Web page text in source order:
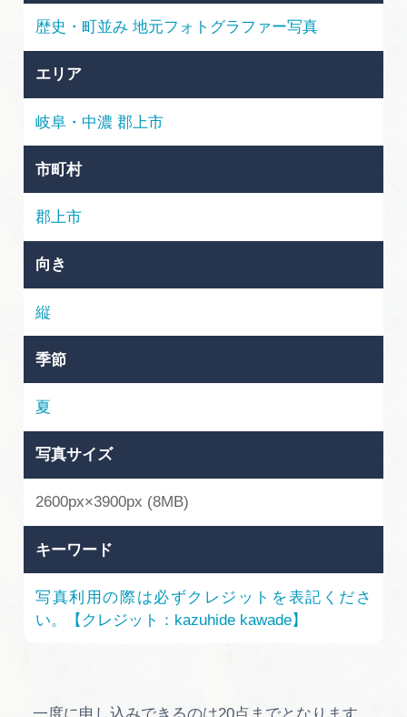
旅行会社・観光事業者の皆様へ
フォトライブラリー
運営組織
広告掲載
サイトポリシー
歴史・町並み 地元フォトグラファー写真
エリア
岐阜・中濃 郡上市
市町村
郡上市
向き
縦
季節
夏
写真サイズ
2600px×3900px (8MB)
キーワード
写真利用の際は必ずクレジットを表記くださ
い。【クレジット：kazuhide kawade】
一度に申し込みできるのは20点までとなります。